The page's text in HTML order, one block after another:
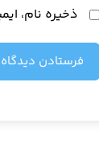
ذخیره نام،
فرستادن دیدگاه